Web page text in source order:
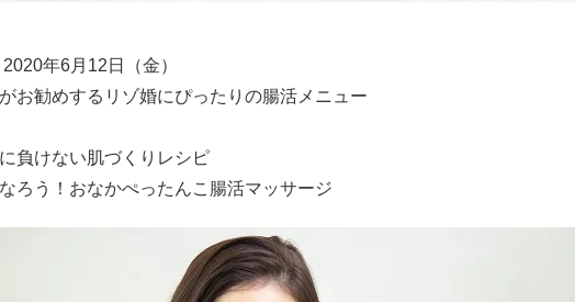
年6月12日（金）
お勧めするリゾ婚にぴったりの腸活メニュー
に負けない肌づくりレシピ
なろう！おなかぺったんこ腸活マッサージ